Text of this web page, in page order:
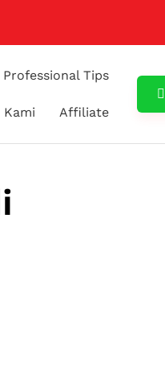
Professional Tips
Kami Affiliate